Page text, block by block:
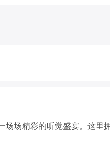
场场精彩的听觉盛宴。这里